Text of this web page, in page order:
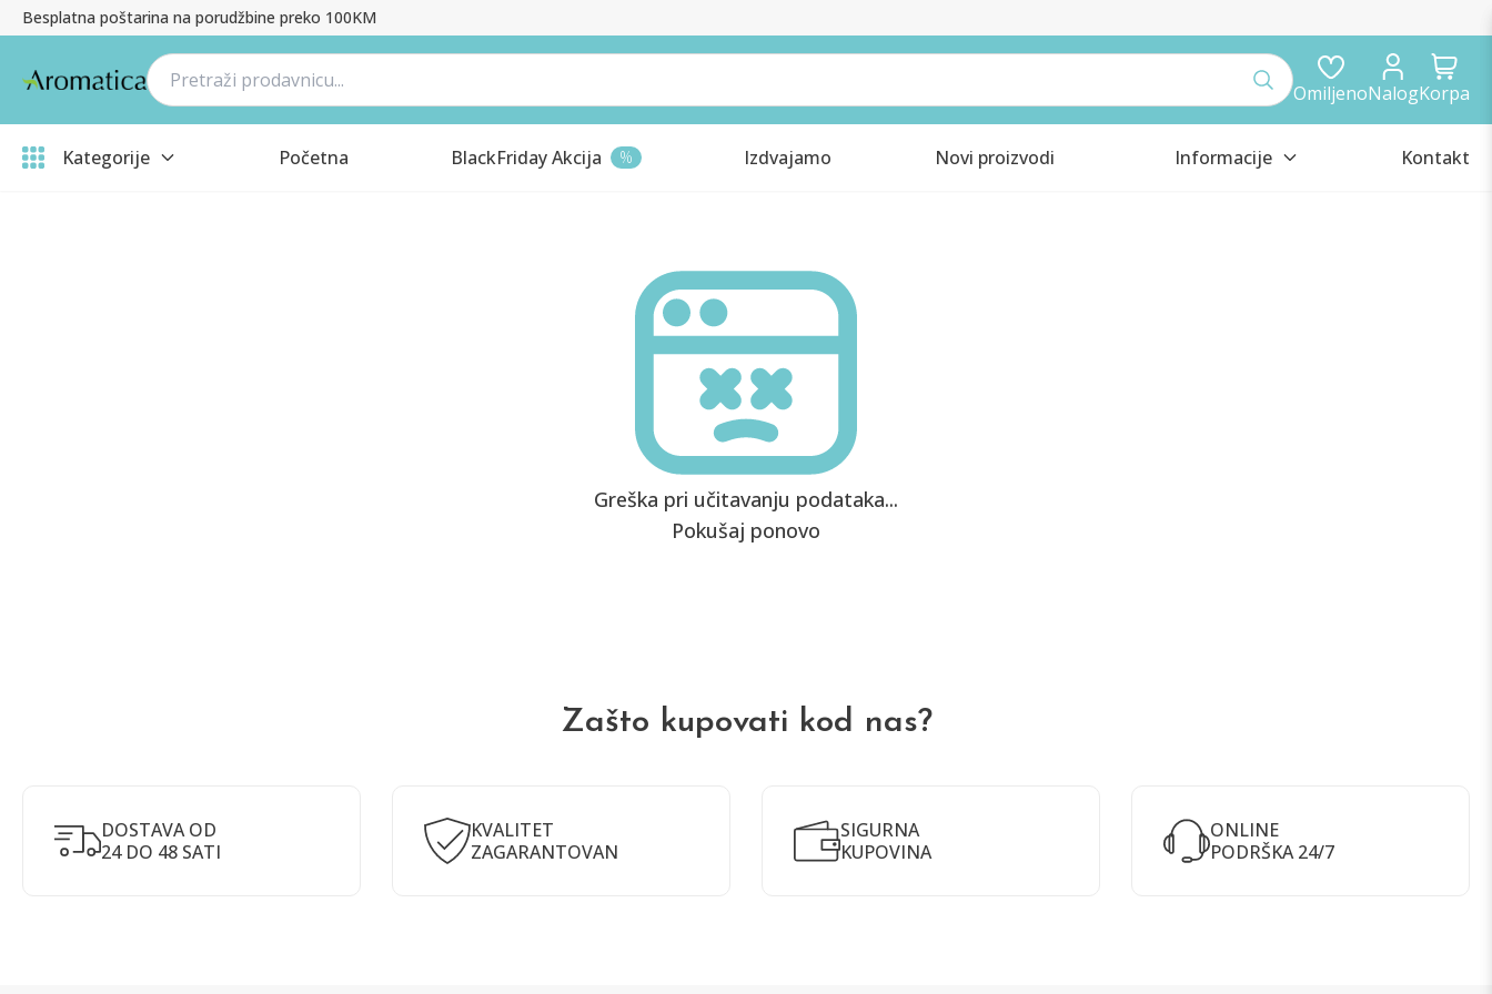
Besplatna poštarina na porudžbine preko 100KM
OmiljenoNalogKorpa
Kategorije Početna BlackFriday Akcija % Izdvajamo Novi proizvodi Informacije Kontakt
Greška pri učitavanju podataka...
Pokušaj ponovo
Zašto kupovati kod nas?
DOSTAVA OD
24 DO 48 SATI
KVALITET
ZAGARANTOVAN
SIGURNA
KUPOVINA
ONLINE
PODRŠKA 24/7